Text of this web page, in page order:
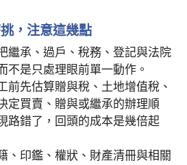
，注意這幾點
承、過戶、稅務、登記與法院
不是只處理眼前單一動作。
先估算贈與稅、土地增值稅、
定買賣、贈與或繼承的辦理順
路錯了，回頭的成本是幾倍起
印鑑、權狀、財產清冊與相關